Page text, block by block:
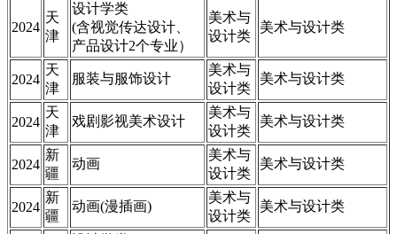
2024
天
津
设计学类
(含视觉传达设计、
产品设计2个专业）
美术与
设计类
美术与设计类
2024
天
津
服装与服饰设计
美术与
设计类
美术与设计类
2024
天
津
戏剧影视美术设计
美术与
设计类
美术与设计类
2024
新
疆
动画
美术与
设计类
美术与设计类
2024
新
疆
动画(漫插画)
美术与
设计类
美术与设计类